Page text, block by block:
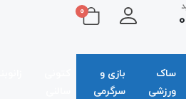
0
ساک
ورزشی
بازی و
سرگرمی